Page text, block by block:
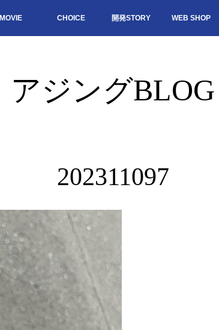
MOVIE CHOICE 開発STORY WEB SHOP
アジングBLOG
202311097